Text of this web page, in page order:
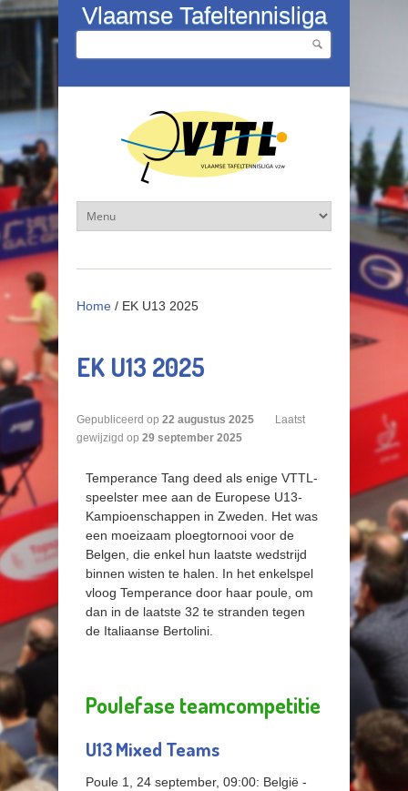
Overslaan en naar de inhoud gaan
Vlaamse Tafeltennisliga
Zoekveld
Home / EK U13 2025
EK U13 2025
Gepubliceerd op 22 augustus 2025
Laatst
gewijzigd op 29 september 2025
Temperance Tang deed als enige VTTL-
speelster mee aan de Europese U13-
Kampioenschappen in Zweden. Het was
een moeizaam ploegtornooi voor de
Belgen, die enkel hun laatste wedstrijd
binnen wisten te halen. In het enkelspel
vloog Temperance door haar poule, om
dan in de laatste 32 te stranden tegen
de Italiaanse Bertolini.
Poulefase teamcompetitie
U13 Mixed Teams
Poule 1, 24 september, 09:00: België -